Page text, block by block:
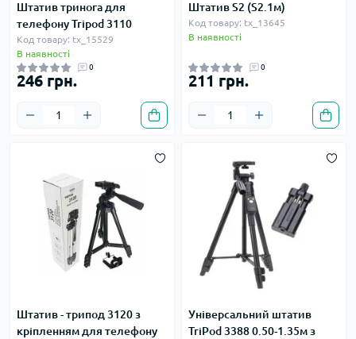
Штатив тринога для
телефону Tripod 3110
Код товару: tx_15529
В наявності
0
246 грн.
Штатив S2 (S2.1м)
Код товару: tx_13645
В наявності
0
211 грн.
Штатив - трипод 3120 з
кріпленням для телефону
Універсальний штатив
TriPod 3388 0.50-1.35м з